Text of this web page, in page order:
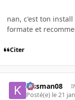
nan, c'est ton
formate et
Citer
kissman08
Posté(e) le 21